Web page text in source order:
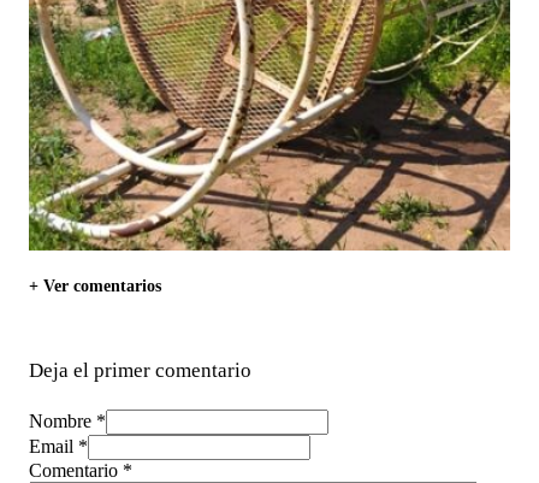
+ Ver comentarios
Deja el primer comentario
Nombre *
Email *
Comentario *